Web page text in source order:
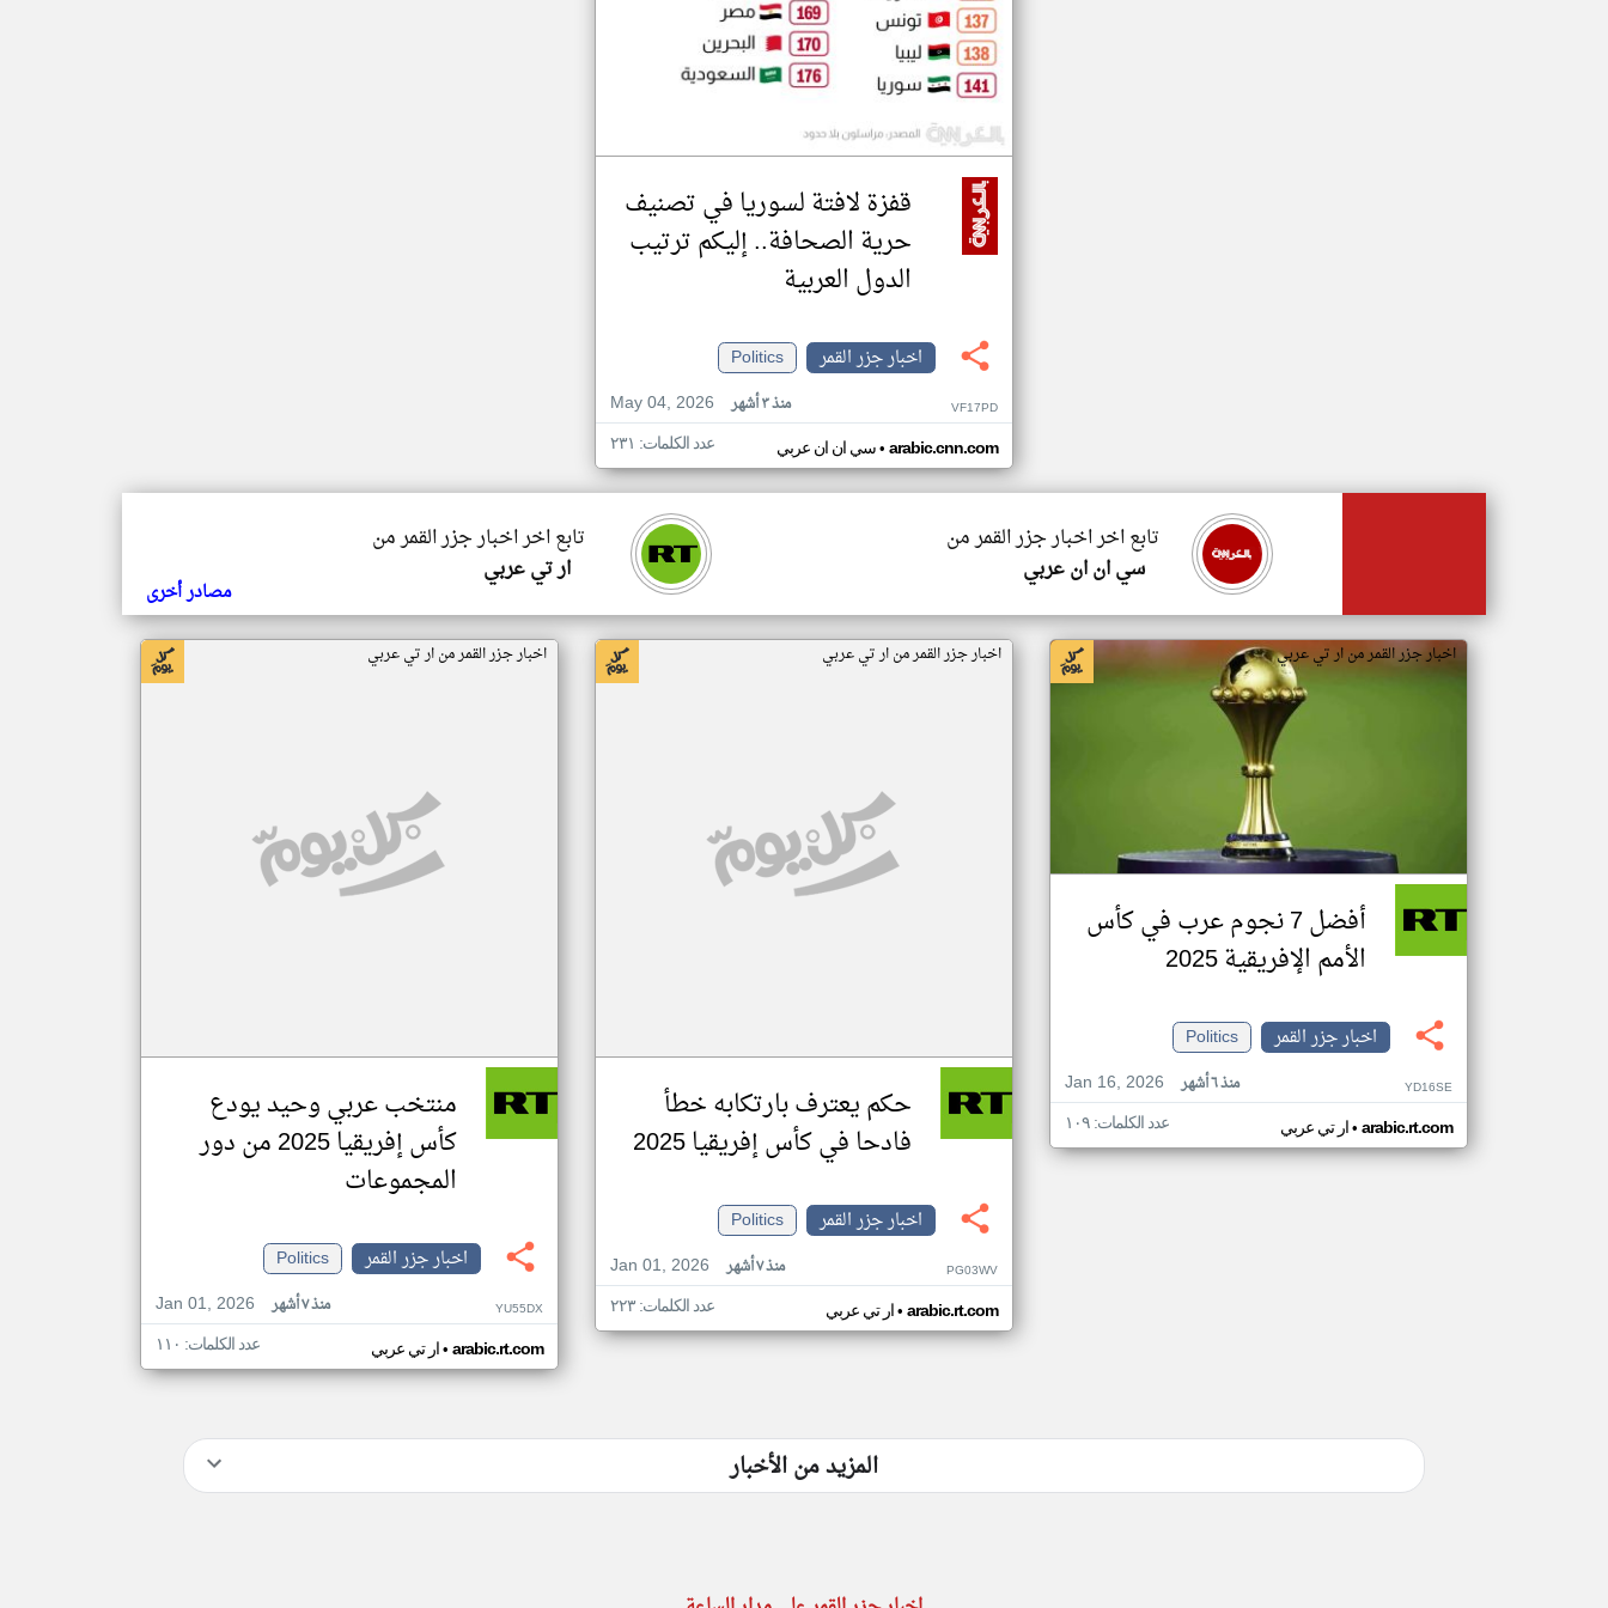
قفزة لافتة لسوريا في تصنيف
حرية الصحافة.. إليكم ترتيب
الدول العربية
اخبار جزر القمر
Politics
May 04, 2026
منذ ٣ أشهر VF17PD
سي ان ان عربي• arabic.cnn.com عدد الكلمات: ٢٣١
تابع اخر اخبار جزر القمر من
ار تي عربي
تابع اخر اخبار جزر القمر من
سي ان ان عربي
مصادر أخرى
اخبار جزر القمر من ار تي عربي
أفضل 7 نجوم عرب في كأس
الأمم الإفريقية 2025
اخبار جزر القمر
Politics
Jan 16, 2026
منذ ٦ أشهر YD16SE
ار تي عربي• arabic.rt.com عدد الكلمات: ١٠٩
اخبار جزر القمر من ار تي عربي
حكم يعترف بارتكابه خطأ
فادحا في كأس إفريقيا 2025
اخبار جزر القمر
Politics
Jan 01, 2026
منذ ٧ أشهر PG03WV
ار تي عربي• arabic.rt.com عدد الكلمات: ٢٢٣
اخبار جزر القمر من ار تي عربي
منتخب عربي وحيد يودع
كأس إفريقيا 2025 من دور
المجموعات
اخبار جزر القمر
Politics
Jan 01, 2026
منذ ٧ أشهر YU55DX
ار تي عربي• arabic.rt.com عدد الكلمات: ١١٠
المزيد من الأخبار